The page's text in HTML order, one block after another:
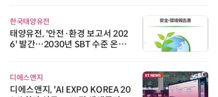
202
온실
20
시큐어링크
시큐어링크, 중소기업기술정
흥원 AI 초격차 R&D 사업 최
“특허분석도 AI와 함께”…IP